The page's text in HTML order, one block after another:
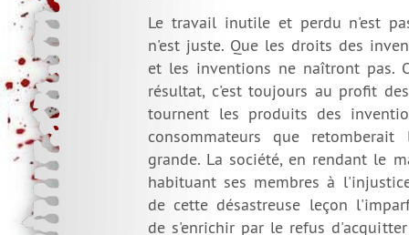
Le travail inutile et perdu n'est
n'est juste. Que les droits des
et les inventions ne naîtront pas.
résultat, c'est toujours au profit
tournent les produits des
consommateurs que
grande. La société, en rendant le
habituant ses membres à
de cette désastreuse leçon
de s'enrichir par le refus